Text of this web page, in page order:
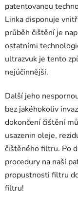
patentovanou
Linka disponuje
průběh čištění je
ostatními
ultrazvuk je tento
nejúčinnější.
Další jeho
bez jakéhokoliv
dokončení čištění
usazenin oleje,
čištěného filtru. Po
procedury na naší
propustnosti filtru
filtru!